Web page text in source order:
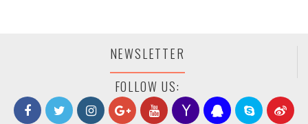
NEWSLETTER
FOLLOW US: